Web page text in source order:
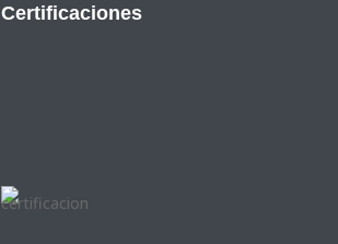
Certificaciones